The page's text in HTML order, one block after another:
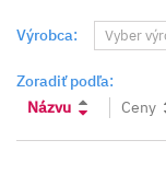
Výrobca:
Zoradiť podľa:
Názvu
Ceny